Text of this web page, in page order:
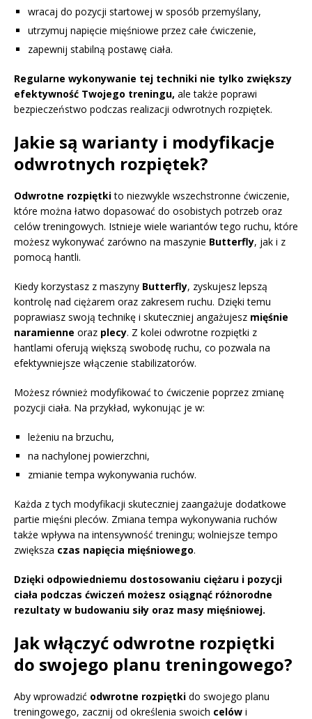
wracaj do pozycji startowej w sposób przemyślany,
utrzymuj napięcie mięśniowe przez całe ćwiczenie,
zapewnij stabilną postawę ciała.
Regularne wykonywanie tej techniki nie tylko zwiększy
efektywność Twojego treningu, ale także poprawi
bezpieczeństwo podczas realizacji odwrotnych rozpiętek.
Jakie są warianty i modyfikacje
odwrotnych rozpiętek?
Odwrotne rozpiętkito niezwykle wszechstronne ćwiczenie,
które można łatwo dopasować do osobistych potrzeb oraz
celów treningowych. Istnieje wiele wariantów tego ruchu, które
możesz wykonywać zarówno na maszynie Butterfly, jak i z
pomocą hantli.
Kiedy korzystasz z maszyny Butterfly, zyskujesz lepszą
kontrolę nad ciężarem oraz zakresem ruchu. Dzięki temu
poprawiasz swoją technikę i skuteczniej angażujesz mięśnie
naramienne oraz plecy. Z kolei odwrotne rozpiętki z
hantlami oferują większą swobodę ruchu, co pozwala na
efektywniejsze włączenie stabilizatorów.
Możesz również modyfikować to ćwiczenie poprzez zmianę
pozycji ciała. Na przykład, wykonując je w:
leżeniu na brzuchu,
na nachylonej powierzchni,
zmianie tempa wykonywania ruchów.
Każda z tych modyfikacji skuteczniej zaangażuje dodatkowe
partie mięśni pleców. Zmiana tempa wykonywania ruchów
także wpływa na intensywność treningu; wolniejsze tempo
zwiększa czas napięcia mięśniowego.
Dzięki odpowiedniemu dostosowaniu ciężaru i pozycji
ciała podczas ćwiczeń możesz osiągnąć różnorodne
rezultaty w budowaniu siły oraz masy mięśniowej.
Jak włączyć odwrotne rozpiętki
do swojego planu treningowego?
Aby wprowadzić odwrotne rozpiętki do swojego planu
treningowego, zacznij od określenia swoich celów i